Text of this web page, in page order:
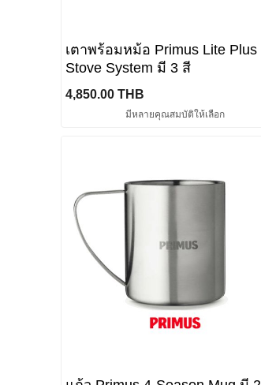
เตาพร้อมหม้อ Primus Lite Plus
Stove System มี 3 สี
4,850.00 THB
มีหลายคุณสมบัติให้เลือก